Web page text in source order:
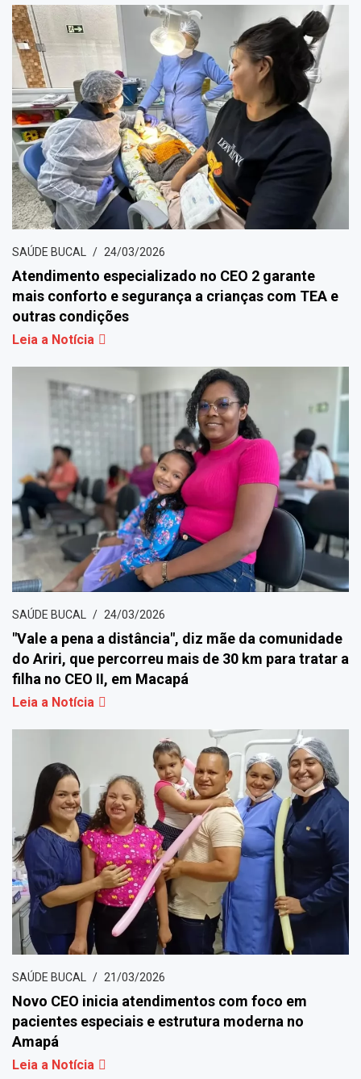
SAÚDE BUCAL 24/03/2026
Atendimento especializado no CEO 2 garante
mais conforto e segurança a crianças com TEA e
outras condições
Leia a Notícia
SAÚDE BUCAL 24/03/2026
"Vale a pena a distância", diz mãe da comunidade
do Ariri, que percorreu mais de 30 km para tratar a
filha no CEO II, em Macapá
Leia a Notícia
SAÚDE BUCAL 21/03/2026
Novo CEO inicia atendimentos com foco em
pacientes especiais e estrutura moderna no
Amapá
Leia a Notícia